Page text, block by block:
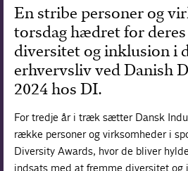
En stribe personer og
torsdag hædret for
diversitet og inklusion i
erhvervsliv ved Danish
2024 hos DI.
For tredje år i træk sætter Dansk
række personer og virksomheder i
Diversity Awards, hvor de bliver
indsats med at fremme diversitet og